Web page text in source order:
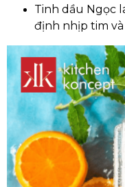
Tinh dầu Ngọc
định nhịp tim